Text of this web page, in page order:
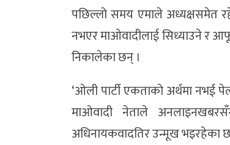
पछिल्लो समय एमाले अध्यक्षसमेत
नभएर माओवादीलाई सिध्याउने र
निकालेका छन् ।
‘ओली पार्टी एकताको अर्थमा नभई
माओवादी नेताले
अधिनायकवादतिर उन्मूख भइरहेका